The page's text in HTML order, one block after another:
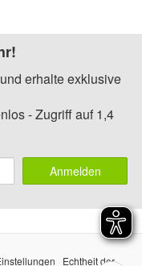
erhalte exklusive
- Zugriff auf 1,4
Anmelden
Echtheit der